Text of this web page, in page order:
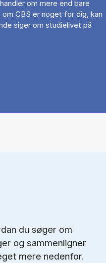
om mere end bare
CBS er noget for dig, kan
siger om studielivet på
du søger om
og sammenligner
mere nedenfor.